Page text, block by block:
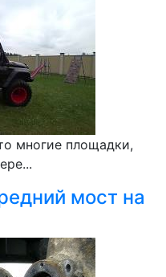
многие площадки,
мост на